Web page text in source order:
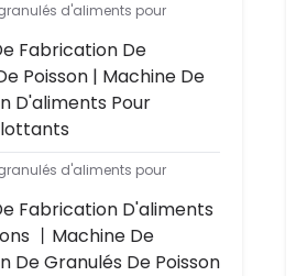
d'aliments pour
Fabrication De
Poisson | Machine De
D'aliments Pour
d'aliments pour
Fabrication D'aliments
丨Machine De
De Granulés De Poisson